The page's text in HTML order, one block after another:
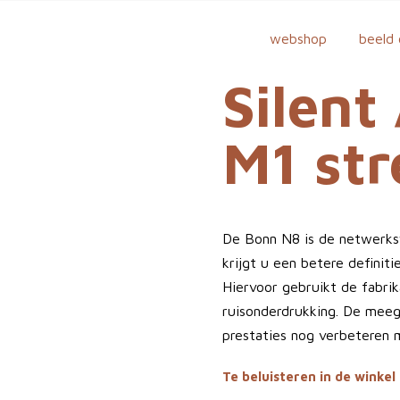
webshop beeld
Silent
M1
De Bonn N8 is de
krijgt u een betere
Hiervoor gebruikt de
ruisonderdrukking. De
prestaties nog verbeteren
Te beluisteren in de winkel